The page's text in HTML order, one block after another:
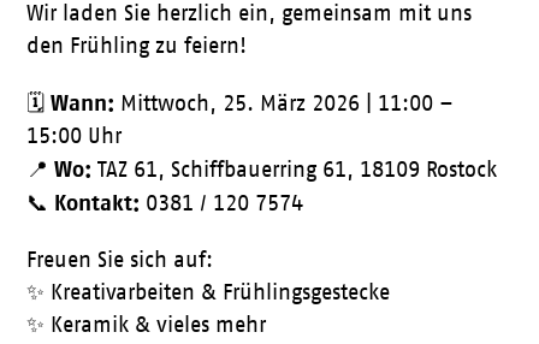
Wir laden Sie herzlich ein, gemeinsam mit uns
den Frühling zu feiern!
🗓Wann: Mittwoch, 25. März 2026 | 11:00 –
15:00 Uhr
📍Wo: TAZ 61, Schiffbauerring 61, 18109 Rostock
📞 Kontakt: 0381 / 120 7574
Freuen Sie sich auf:
✨ Kreativarbeiten & Frühlingsgestecke
✨ Keramik & vieles mehr